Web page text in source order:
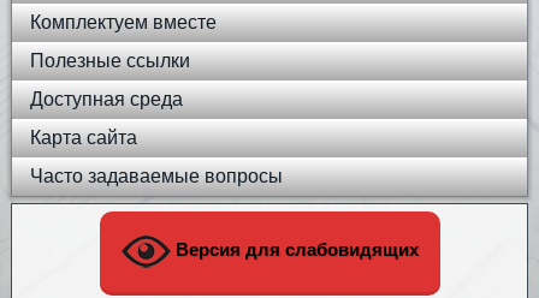
Комплектуем вместе
Полезные ссылки
Доступная среда
Карта сайта
Часто задаваемые вопросы
Версия для слабовидящих